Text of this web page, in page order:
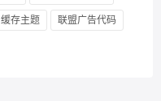
缓存主题 联盟广告代码